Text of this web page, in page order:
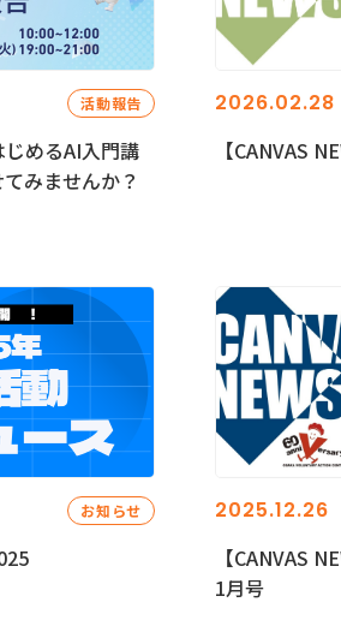
活動報告
じめるAI入門講
みませんか？
2026.02.28
【CANVAS
お知らせ 2025.12.26
【CANVAS
1月号